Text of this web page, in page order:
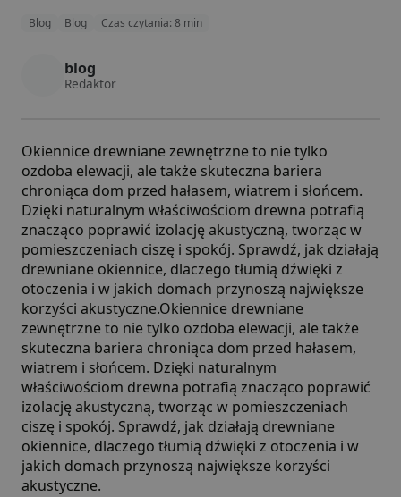
Blog Blog Czas czytania: 8 min
blog
Redaktor
Okiennice drewniane zewnętrzne to nie tylko
ozdoba elewacji, ale także skuteczna bariera
chroniąca dom przed hałasem, wiatrem i słońcem.
Dzięki naturalnym właściwościom drewna potrafią
znacząco poprawić izolację akustyczną, tworząc w
pomieszczeniach ciszę i spokój. Sprawdź, jak działają
drewniane okiennice, dlaczego tłumią dźwięki z
otoczenia i w jakich domach przynoszą największe
korzyści akustyczne.Okiennice drewniane
zewnętrzne to nie tylko ozdoba elewacji, ale także
skuteczna bariera chroniąca dom przed hałasem,
wiatrem i słońcem. Dzięki naturalnym
właściwościom drewna potrafią znacząco poprawić
izolację akustyczną, tworząc w pomieszczeniach
ciszę i spokój. Sprawdź, jak działają drewniane
okiennice, dlaczego tłumią dźwięki z otoczenia i w
jakich domach przynoszą największe korzyści
akustyczne.